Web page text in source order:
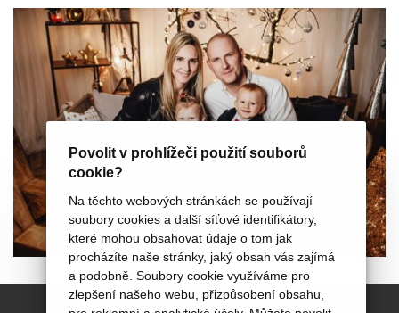
Povolit v prohlížeči použití souborů
cookie?
Na těchto webových stránkách se používají
soubory cookies a další síťové identifikátory,
které mohou obsahovat údaje o tom jak
procházíte naše stránky, jaký obsah vás zajímá
a podobně. Soubory cookie využíváme pro
zlepšení našeho webu, přizpůsobení obsahu,